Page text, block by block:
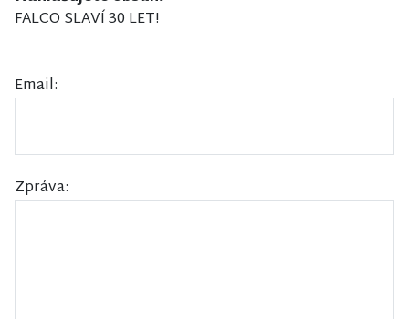
FALCO SLAVÍ 30 LET!
Email:
Zpráva: